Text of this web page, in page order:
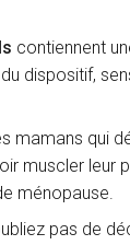
contiennent
dispositif,
mamans qui
muscler leur
ménopause.
pas de